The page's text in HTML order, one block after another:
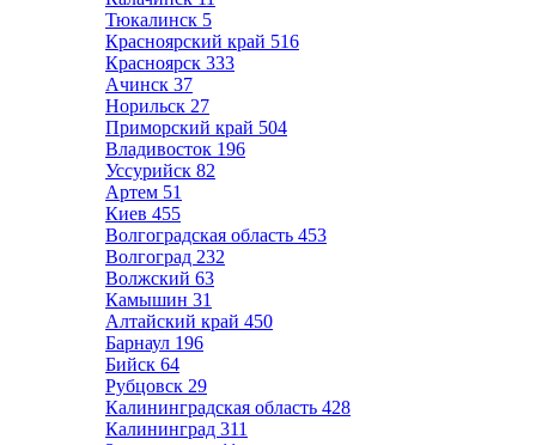
Тюкалинск 5
Красноярский край 516
Красноярск 333
Ачинск 37
Норильск 27
Приморский край 504
Владивосток 196
Уссурийск 82
Артем 51
Киев 455
Волгоградская область 453
Волгоград 232
Волжский 63
Камышин 31
Алтайский край 450
Барнаул 196
Бийск 64
Рубцовск 29
Калининградская область 428
Калининград 311